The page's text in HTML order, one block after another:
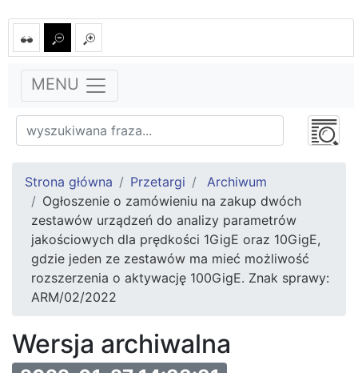
MENU
Strona główna Przetargi
Archiwum
Ogłoszenie o zamówieniu na zakup dwóch
zestawów urządzeń do analizy parametrów
jakościowych dla prędkości 1GigE oraz 10GigE,
gdzie jeden ze zestawów ma mieć możliwość
rozszerzenia o aktywację 100GigE. Znak sprawy:
ARM/02/2022
Wersja archiwalna